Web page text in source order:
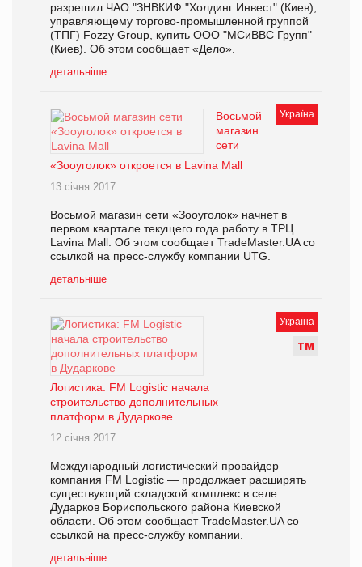
разрешил ЧАО "ЗНВКИФ "Холдинг Инвест" (Киев),
управляющему торгово-промышленной группой
(ТПГ) Fozzy Group, купить ООО "МСиВВС Групп"
(Киев). Об этом сообщает «Дело».
детальніше
Україна
Восьмой
магазин
сети
«Зооуголок» откроется в Lavina Mall
13 січня 2017
Восьмой магазин сети «Зооуголок» начнет в
первом квартале текущего года работу в ТРЦ
Lavina Mall. Об этом сообщает TradeMaster.UA со
ссылкой на пресс-службу компании UTG.
детальніше
Україна
ТМ
Логистика: FM Logistic начала
строительство дополнительных
платформ в Дударкове
12 січня 2017
Международный логистический провайдер —
компания FM Logistic — продолжает расширять
существующий складской комплекс в селе
Дударков Бориспольского района Киевской
области. Об этом сообщает TradeMaster.UA со
ссылкой на пресс-службу компании.
детальніше